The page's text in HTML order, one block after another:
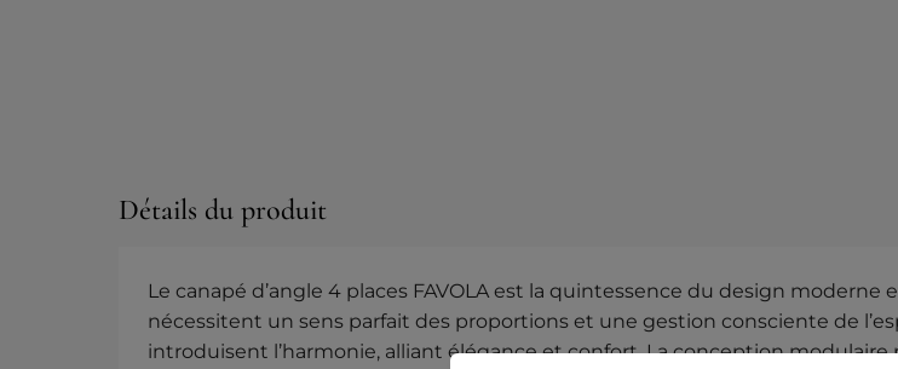
Détails du produit
Le canapé d’angle 4 places FAVOLA est la quintessence du design
nécessitent un sens parfait des proportions et une gestion consciente de
introduisent l’harmonie, alliant élégance et confort. La conception